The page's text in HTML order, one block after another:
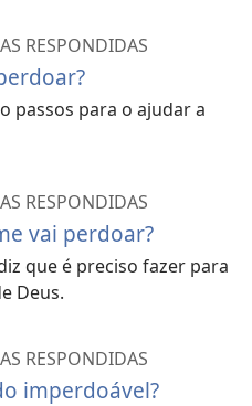
RESPONDIDAS
passos para o ajudar a
RESPONDIDAS
vai perdoar?
que é preciso fazer para
Deus.
RESPONDIDAS
imperdoável?